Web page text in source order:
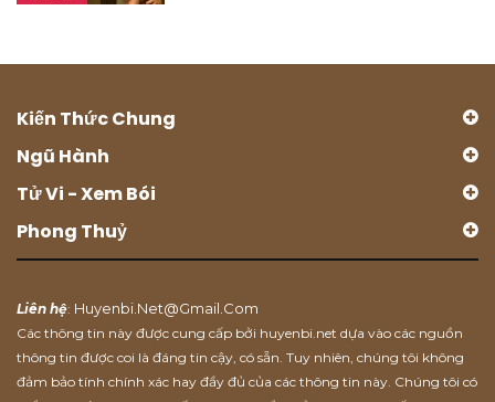
Kiến Thức Chung
Ngũ Hành
Tử Vi - Xem Bói
Phong Thuỷ
Liên hệ: Huyenbi.net@gmail.com
Các thông tin này được cung cấp bởi huyenbi.net dựa vào các nguồn
thông tin được coi là đáng tin cậy, có sẵn. Tuy nhiên, chúng tôi không
đảm bảo tính chính xác hay đầy đủ của các thông tin này. Chúng tôi có